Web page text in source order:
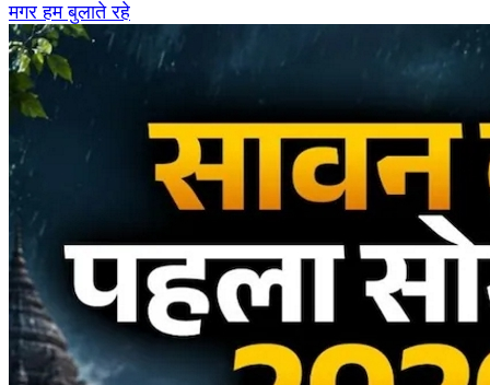
मगर हम बुलाते रहे